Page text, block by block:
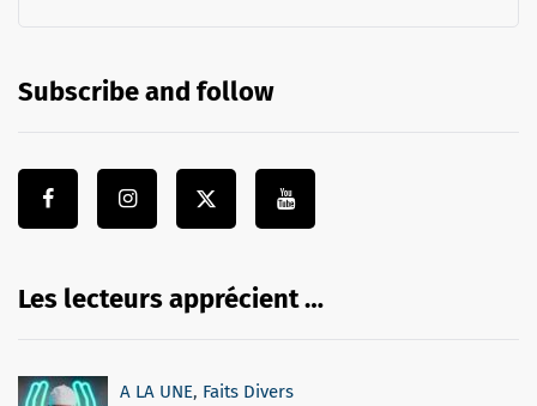
Subscribe and follow
Les lecteurs apprécient …
A LA UNE, Faits Divers